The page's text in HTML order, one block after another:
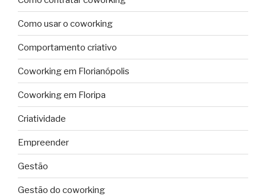
Como usar o coworking
Comportamento criativo
Coworking em Florianópolis
Coworking em Floripa
Criatividade
Empreender
Gestão
Gestão do coworking